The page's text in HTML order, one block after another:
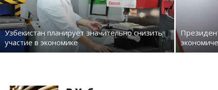
Узбекистан планирует значительно снизить
участие в экономике